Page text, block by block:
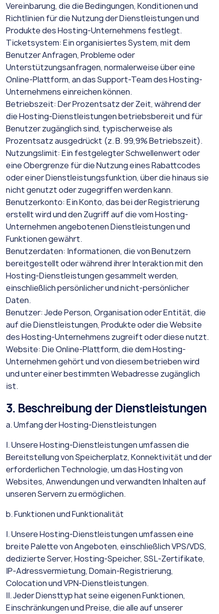
Vereinbarung, die die Bedingungen, Konditionen und
Richtlinien für die Nutzung der Dienstleistungen und
Produkte des Hosting-Unternehmens festlegt.
Ticketsystem: Ein organisiertes System, mit dem
Benutzer Anfragen, Probleme oder
Unterstützungsanfragen, normalerweise über eine
Online-Plattform, an das Support-Team des Hosting-
Unternehmens einreichen können.
Betriebszeit: Der Prozentsatz der Zeit, während der
die Hosting-Dienstleistungen betriebsbereit und für
Benutzer zugänglich sind, typischerweise als
Prozentsatz ausgedrückt (z. B. 99,9% Betriebszeit).
Nutzungslimit: Ein festgelegter Schwellenwert oder
eine Obergrenze für die Nutzung eines Rabattcodes
oder einer Dienstleistungsfunktion, über die hinaus sie
nicht genutzt oder zugegriffen werden kann.
Benutzerkonto: Ein Konto, das bei der Registrierung
erstellt wird und den Zugriff auf die vom Hosting-
Unternehmen angebotenen Dienstleistungen und
Funktionen gewährt.
Benutzerdaten: Informationen, die von Benutzern
bereitgestellt oder während ihrer Interaktion mit den
Hosting-Dienstleistungen gesammelt werden,
einschließlich persönlicher und nicht-persönlicher
Daten.
Benutzer: Jede Person, Organisation oder Entität, die
auf die Dienstleistungen, Produkte oder die Website
des Hosting-Unternehmens zugreift oder diese nutzt.
Website: Die Online-Plattform, die dem Hosting-
Unternehmen gehört und von diesem betrieben wird
und unter einer bestimmten Webadresse zugänglich
ist.
3. Beschreibung der Dienstleistungen
a. Umfang der Hosting-Dienstleistungen
I. Unsere Hosting-Dienstleistungen umfassen die
Bereitstellung von Speicherplatz, Konnektivität und der
erforderlichen Technologie, um das Hosting von
Websites, Anwendungen und verwandten Inhalten auf
unseren Servern zu ermöglichen.
b. Funktionen und Funktionalität
I. Unsere Hosting-Dienstleistungen umfassen eine
breite Palette von Angeboten, einschließlich VPS/VDS,
dedizierte Server, Hosting-Speicher, SSL-Zertifikate,
IP-Adressvermietung, Domain-Registrierung,
Colocation und VPN-Dienstleistungen.
II. Jeder Diensttyp hat seine eigenen Funktionen,
Einschränkungen und Preise, die alle auf unserer